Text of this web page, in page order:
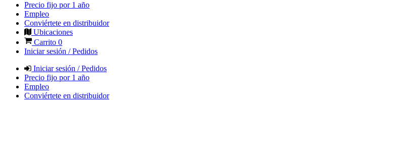
Precio fijo por 1 año
Empleo
Conviértete en distribuidor
Ubicaciones
Carrito 0
Iniciar sesión / Pedidos
Iniciar sesión / Pedidos
Precio fijo por 1 año
Empleo
Conviértete en distribuidor